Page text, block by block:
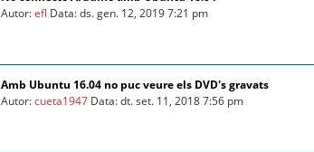
Autor:efl Data: ds. gen. 12, 2019 7:21 pm
Amb Ubuntu 16.04 no puc veure els DVD's gravats
Autor:cueta1947 Data: dt. set. 11, 2018 7:56 pm